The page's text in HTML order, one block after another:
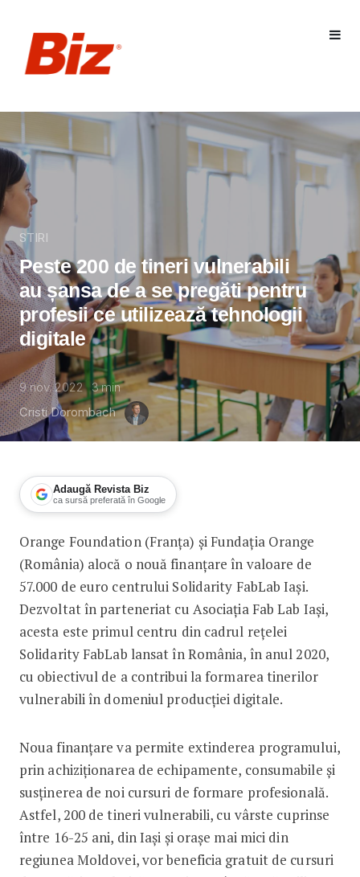
STIRI
Peste 200 de tineri vulnerabili
au șansa de a se pregăti pentru
profesii ce utilizează tehnologii
digitale
9 nov. 2022 3min
Cristi Dorombach
Adaugă Revista Biz
ca sursă preferată în Google
Peste 200 de tineri vulnerabili au
Orange Foundation (Franța) și Fundația Orange
(România) alocă o nouă finanțare în valoare de
57.000 de euro centrului Solidarity FabLab Iași.
Dezvoltat în parteneriat cu Asociația Fab Lab Iași,
acesta este primul centru din cadrul rețelei
Solidarity FabLab lansat în România, în anul 2020,
cu obiectivul de a contribui la formarea tinerilor
vulnerabili în domeniul producției digitale.
Noua finanțare va permite extinderea programului,
prin achiziționarea de echipamente, consumabile și
susținerea de noi cursuri de formare profesională.
Astfel, 200 de tineri vulnerabili, cu vârste cuprinse
între 16-25 ani, din Iași și orașe mai mici din
regiunea Moldovei, vor beneficia gratuit de cursuri